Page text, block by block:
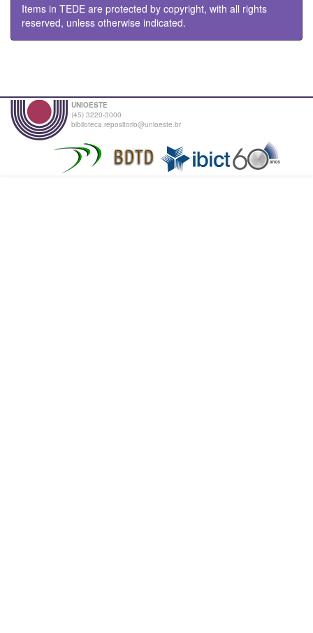
Items in TEDE are protected by copyright, with all rights
reserved, unless otherwise indicated.
UNIOESTE
(45) 3220-3000
biblioteca.repositorio@unioeste.br